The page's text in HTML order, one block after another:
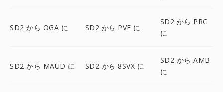
SD2 から OGA に SD2 から PVF に
SD2 から PRC
に
SD2 から MAUD に SD2 から 8SVX に
SD2 から AMB
に